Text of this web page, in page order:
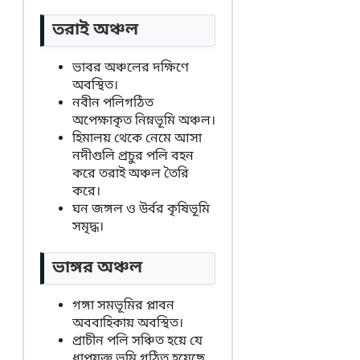
তরাই অঞ্চল
ভাবর অঞ্চলের দক্ষিণে
অবস্থিত।
নবীন পলিগঠিত
অপেক্ষাকৃত নিম্নভূমি অঞ্চল।
হিমালয় থেকে নেমে আসা
নদীগুলি প্রচুর পলি বহন
করে তরাই অঞ্চল তৈরি
করে।
ঘন জঙ্গল ও উর্বর কৃষিভূমি
সমৃদ্ধ।
ভাঙ্গর অঞ্চল
গঙ্গা সমভূমির প্লাবন
অববাহিকায় অবস্থিত।
প্রাচীন পলি সঞ্চিত হয়ে যে